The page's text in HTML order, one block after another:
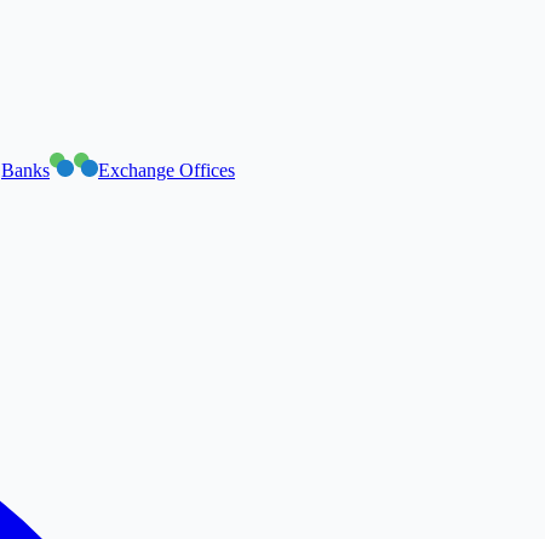
Banks Exchange Offices